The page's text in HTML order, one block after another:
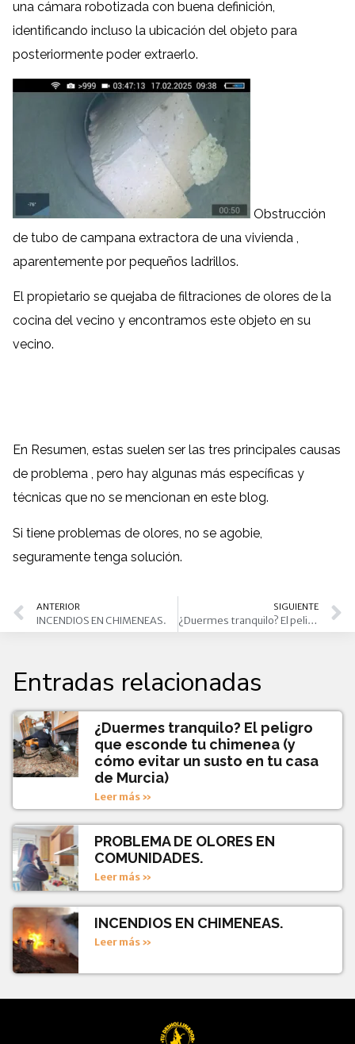
una cámara robotizada con buena definición,
identificando incluso la ubicación del objeto para
posteriormente poder extraerlo.
Obstrucción
de tubo de campana extractora de una vivienda ,
aparentemente por pequeños ladrillos.
El propietario se quejaba de filtraciones de olores de la
cocina del vecino y encontramos este objeto en su
vecino.
En Resumen, estas suelen ser las tres principales causas
de problema , pero hay algunas más específicas y
técnicas que no se mencionan en este blog.
Si tiene problemas de olores, no se agobie,
seguramente tenga solución.
ANTERIOR
INCENDIOS EN CHIMENEAS.
SIGUIENTE
¿Duermes tranquilo? El peligro que esconde tu chimenea (y cómo evitar un susto en tu casa de Murcia)
Entradas relacionadas
¿Duermes tranquilo? El peligro
que esconde tu chimenea (y
cómo evitar un susto en tu casa
de Murcia)
Leer más »
PROBLEMA DE OLORES EN
COMUNIDADES.
Leer más »
INCENDIOS EN CHIMENEAS.
Leer más »